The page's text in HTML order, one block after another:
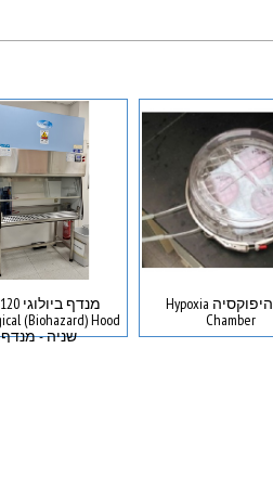
תא היפוקסיה Hypoxia
Chamber
שניה - מנדף3